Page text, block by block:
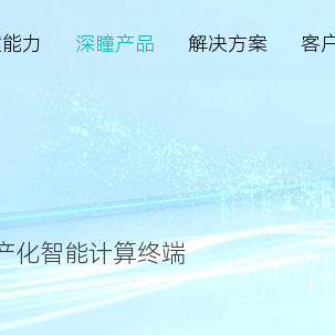
力
新，持续探索，引领人工智
力
深瞳产品
瞳为众多企业提供AI赋能的
产品及体验
解决方案
与行业
字化
革保驾
智慧金融
四方镜运营智
金砖安防智算解
客
可信赖的服务，赋能企业智
管理
科技最新动向，分享AI前瞻洞
佳实践
慧管理，引导健康生活，推
续发展
为股东创造更大价值
化智能计算终端